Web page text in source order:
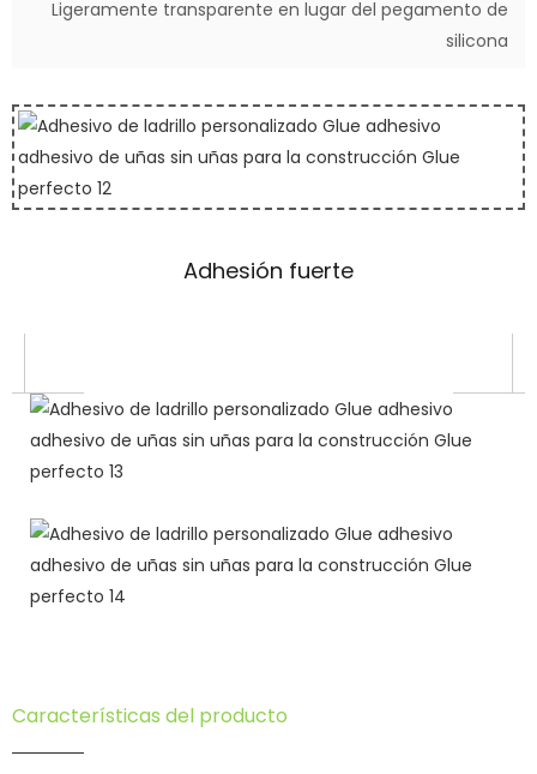
Ligeramente transparente en lugar del pegamento de
silicona
Adhesión fuerte
Características del producto